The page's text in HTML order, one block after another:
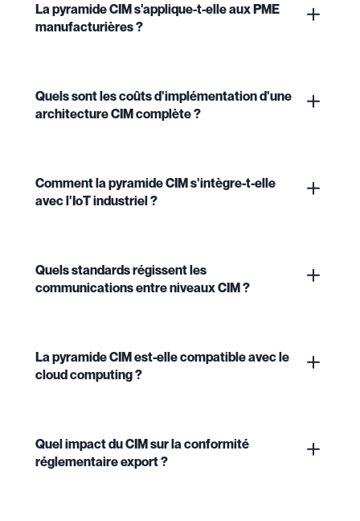
La pyramide CIM s'applique-t-elle aux PME
manufacturières ?
Quels sont les coûts d'implémentation d'une
architecture CIM complète ?
Comment la pyramide CIM s'intègre-t-elle
avec l'IoT industriel ?
Quels standards régissent les
communications entre niveaux CIM ?
La pyramide CIM est-elle compatible avec le
cloud computing ?
Quel impact du CIM sur la conformité
réglementaire export ?